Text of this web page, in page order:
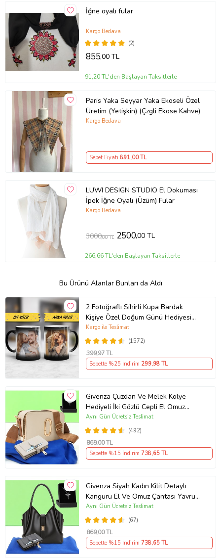
İğne oyalı fular
(2)
Kargo Bedava
855,00 TL
91,20 TL'den Başlayan Taksitlerle
Paris Yaka Seyyar Yaka Ekoseli Özel
Üretim (Yetişkin) (Çzgli Ekose Kahve)
Kargo Bedava
Sepet Fiyatı 891,00 TL
LUWI DESIGN STUDIO El Dokuması
İpek İğne Oyalı (Üzüm) Fular
Kargo Bedava
3000,00 TL 2500,00 TL
266,66 TL'den Başlayan Taksitlerle
Bu Ürünü Alanlar Bunları da Aldı
2 Fotoğraflı Sihirli Kupa Bardak
Kişiye Özel Doğum Günü Hediyesi
Sevgiliye Hediye Anneye Babaya
Ablaya Abiye Kız Erkek Kardeşe
Arkadaşa Resimli Günü Yıl Dönümü
Hediyesi
(1572)
Kargo ile Teslimat
399,97 TL
Sepette %25 İndirim 299,98 TL
Givenza Çüzdan Ve Melek Kolye
Hediyeli İki Gözlü Cepli El Omuz
Çanta (Krem)
(492)
Aynı Gün Ücretsiz Teslimat
869,00 TL
Sepette %15 İndirim 738,65 TL
Givenza Siyah Kadın Kilit Detaylı
Kanguru El Ve Omuz Çantası Yavru
Çantalı Cüzdan Ve Kolye Hediyeli
(67)
Aynı Gün Ücretsiz Teslimat
869,00 TL
Sepette %15 İndirim 738,65 TL